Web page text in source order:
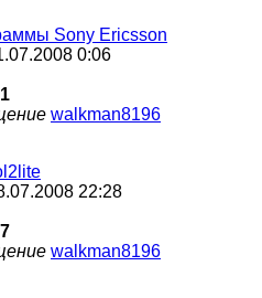
Sony Eriсsson
0:06
walkman8196
22:28
walkman8196